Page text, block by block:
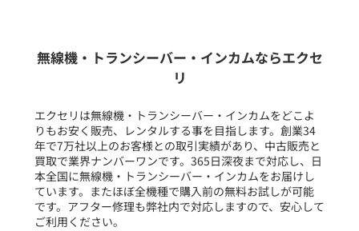
※イヤホンジャックサイズΦ2.5mm
※同時通話無線機にも対応
EK-567LSF
防水イヤホンマイク(ロックスイッチ+風防)
フリーワード入力(製品名等)
選択条件をリセット
無線機・トランシーバー・インカムならエクセ
リ
エクセリは無線機・トランシーバー・インカムをどこよ
りもお安く販売、レンタルする事を目指します。創業34
年で7万社以上のお客様との取引実績があり、中古販売と
買取で業界ナンバーワンです。365日深夜まで対応し、日
本全国に無線機・トランシーバー・インカムをお届けし
ています。またほぼ全機種で購入前の無料お試しが可能
です。アフター修理も弊社内で対応しますので、安心して
ご利用ください。